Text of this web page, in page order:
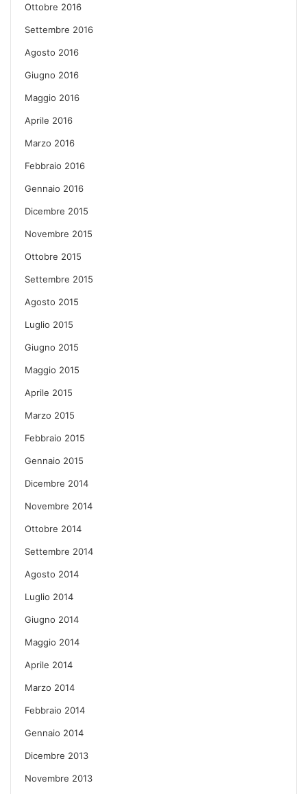
Ottobre 2016
Settembre 2016
Agosto 2016
Giugno 2016
Maggio 2016
Aprile 2016
Marzo 2016
Febbraio 2016
Gennaio 2016
Dicembre 2015
Novembre 2015
Ottobre 2015
Settembre 2015
Agosto 2015
Luglio 2015
Giugno 2015
Maggio 2015
Aprile 2015
Marzo 2015
Febbraio 2015
Gennaio 2015
Dicembre 2014
Novembre 2014
Ottobre 2014
Settembre 2014
Agosto 2014
Luglio 2014
Giugno 2014
Maggio 2014
Aprile 2014
Marzo 2014
Febbraio 2014
Gennaio 2014
Dicembre 2013
Novembre 2013